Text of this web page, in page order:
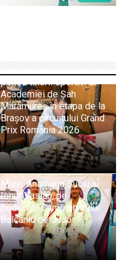
Evoluții promițătoare
pentru tinerii sportivi ai
Academiei de Șah
Maramureș în etapa de la
Brașov a circuitului Grand
Prix România 2026
Mândrie pentru Baia
Mare: Anamaria Suciu și
Ionuț Vasian, pe
podiumul Campionatului
Balcanic de Judo